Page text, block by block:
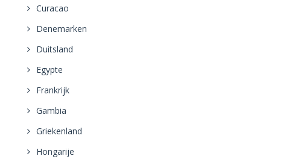
Curacao
Denemarken
Duitsland
Egypte
Frankrijk
Gambia
Griekenland
Hongarije